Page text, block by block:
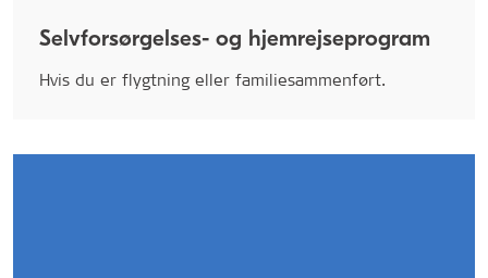
Selvforsørgelses- og hjemrejseprogram
Hvis du er flygtning eller familiesammenført.